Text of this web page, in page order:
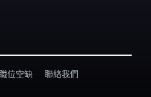
位空缺 聯絡我們